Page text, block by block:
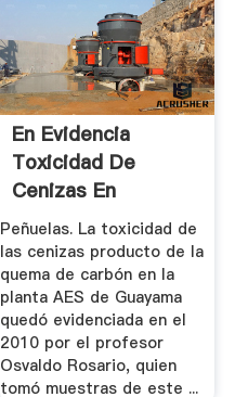
En Evidencia
Toxicidad De
Cenizas En
Peñuelas
Peñuelas. La toxicidad de
las cenizas producto de la
quema de carbón en la
planta AES de Guayama
quedó evidenciada en el
2010 por el profesor
Osvaldo Rosario, quien
tomó muestras de este ...